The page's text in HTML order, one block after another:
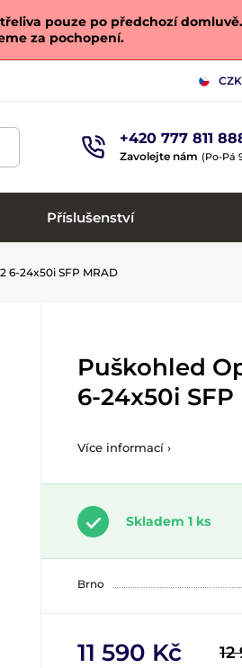
pouze po předchozí domluvě.
za pochopení.
CZK
+420 777 811
Zavolejte nám (Po-Pá
Příslušenství
6-24x50i SFP MRAD
Puškohled
6-24x50i SFP
Více informací ›
Skladem 1 ks
Brno
12
11 590 Kč